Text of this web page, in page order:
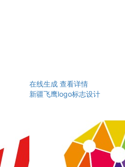
在线生成 查看详情
新疆飞鹰logo标志设计